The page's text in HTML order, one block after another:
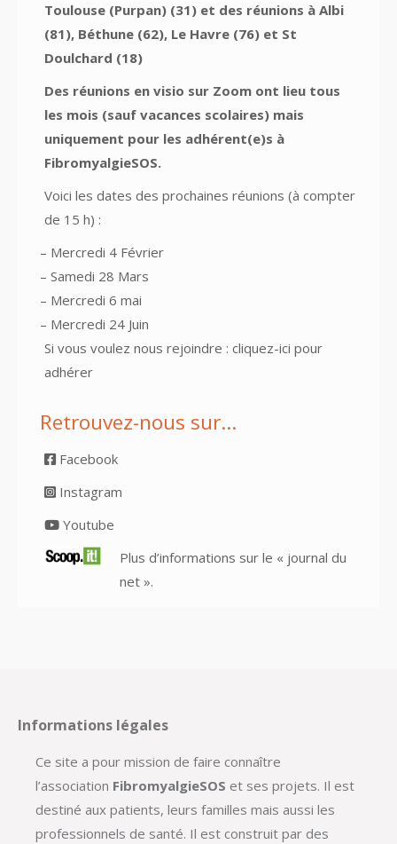
Toulouse (Purpan) (31) et des réunions à Albi
(81), Béthune (62), Le Havre (76) et St
Doulchard (18)
Des réunions en visio sur Zoom ont lieu tous
les mois (sauf vacances scolaires) mais
uniquement pour les adhérent(e)s à
FibromyalgieSOS.
Voici les dates des prochaines réunions (à compter
de 15 h) :
– Mercredi 4 Février
– Samedi 28 Mars
– Mercredi 6 mai
– Mercredi 24 Juin
Si vous voulez nous rejoindre : cliquez-ici pour
adhérer
Retrouvez-nous sur…
Facebook
Instagram
Youtube
Plus d’informations sur le « journal du
net ».
Informations légales
Ce site a pour mission de faire connaître
l’association FibromyalgieSOS et ses projets. Il est
destiné aux patients, leurs familles mais aussi les
professionnels de santé. Il est construit par des